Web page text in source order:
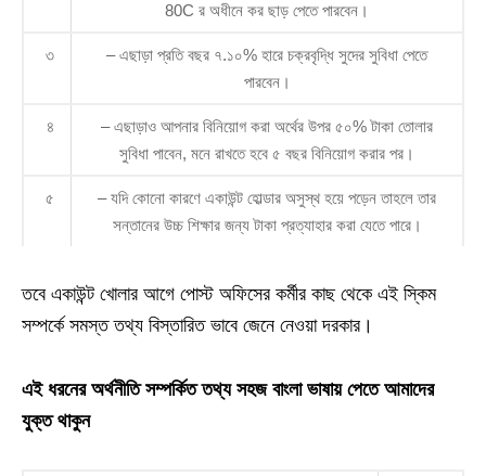
80C র অধীনে কর ছাড় পেতে পারবেন।
৩
– এছাড়া প্রতি বছর ৭.১০% হারে চক্রবৃদ্ধি সুদের সুবিধা পেতে
পারবেন।
৪
– এছাড়াও আপনার বিনিয়োগ করা অর্থের উপর ৫০% টাকা তোলার
সুবিধা পাবেন, মনে রাখতে হবে ৫ বছর বিনিয়োগ করার পর।
৫
– যদি কোনো কারণে একাউন্ট হোল্ডার অসুস্থ হয়ে পড়েন তাহলে তার
সন্তানের উচ্চ শিক্ষার জন্য টাকা প্রত্যাহার করা যেতে পারে।
তবে একাউন্ট খোলার আগে পোস্ট অফিসের কর্মীর কাছ থেকে এই স্কিম
সম্পর্কে সমস্ত তথ্য বিস্তারিত ভাবে জেনে নেওয়া দরকার।
এই ধরনের অর্থনীতি সম্পর্কিত তথ্য সহজ বাংলা ভাষায় পেতে আমাদের
যুক্ত থাকুন